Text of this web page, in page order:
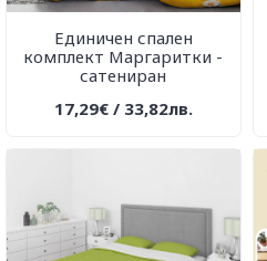
Единичен спален
комплект Маргаритки -
сатениран
17,29€ / 33,82лв.